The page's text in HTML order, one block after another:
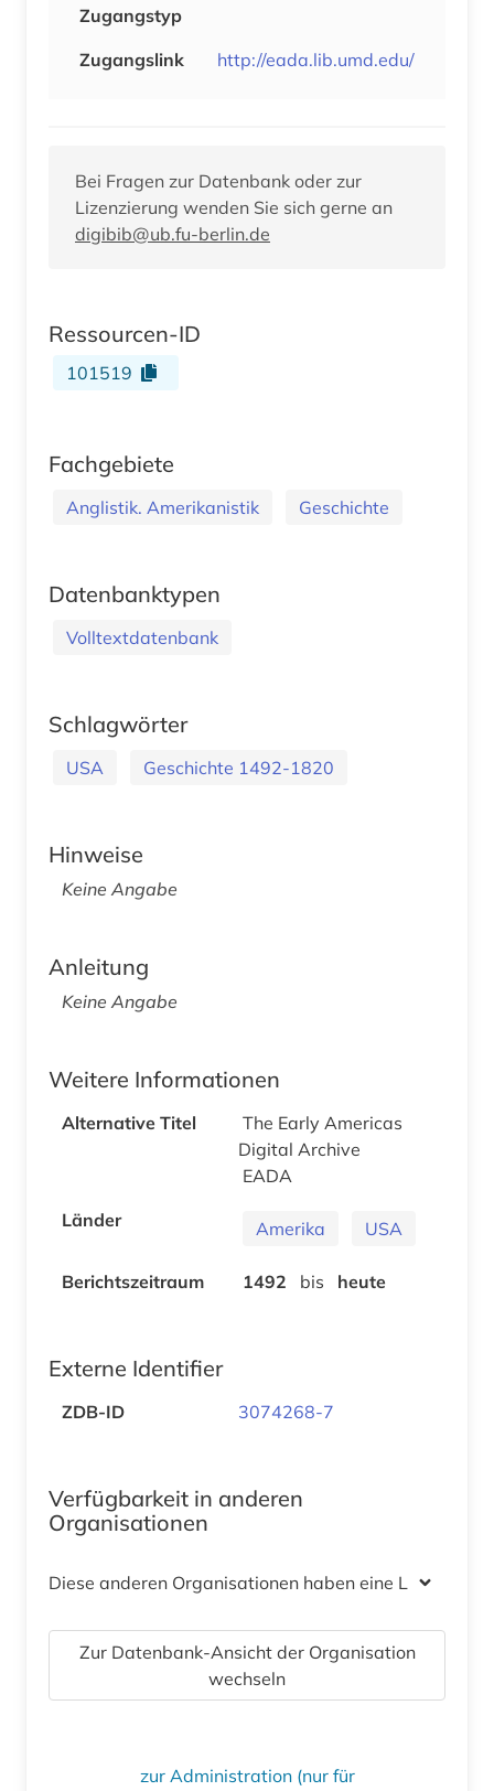
Zugangstyp
Zugangslink
http://eada.lib.umd.edu/
Bei Fragen zur Datenbank oder zur
Lizenzierung wenden Sie sich gerne an
digibib@ub.fu-berlin.de
Ressourcen-ID
101519
Fachgebiete
Anglistik. Amerikanistik Geschichte
Datenbanktypen
Volltextdatenbank
Schlagwörter
USA Geschichte 1492-1820
Hinweise
Keine Angabe
Anleitung
Keine Angabe
Weitere Informationen
Alternative Titel
The Early Americas
Digital Archive
EADA
Länder
Amerika USA
Berichtszeitraum 1492 bis heute
Externe Identifier
ZDB-ID 3074268-7
Verfügbarkeit in anderen
Organisationen
Diese anderen Organisationen haben eine Lizenz
Zur Datenbank-Ansicht der Organisation
wechseln
zur Administration (nur für